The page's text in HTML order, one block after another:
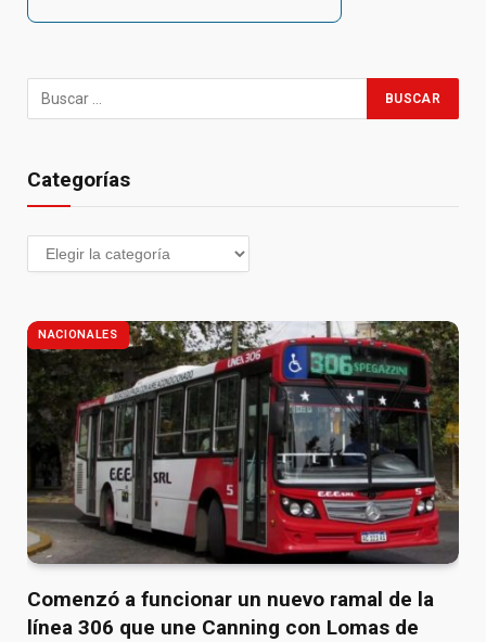
Categorías
NACIONALES
Comenzó a funcionar un nuevo ramal de la
línea 306 que une Canning con Lomas de